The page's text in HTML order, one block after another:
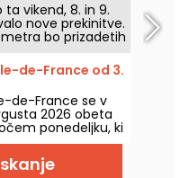
ta vikend, 8. in 9.
nove prekinitve.
metra bo prizadetih
vam vse, da
lažje pripravite.
de-France od 3.
de-France se v
2026 obeta
ponedeljku, ki
nevihte, se
preden se
in sončno vreme.